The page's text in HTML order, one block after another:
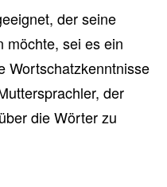
der seine
möchte, sei es ein
Wortschatzkenntnisse
der
die Wörter zu